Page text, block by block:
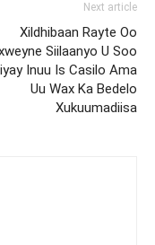
Next article
Xildhibaan Rayte Oo
Siilaanyo U Soo
Inuu Is Casilo Ama
Uu Wax Ka Bedelo
Xukuumadiisa